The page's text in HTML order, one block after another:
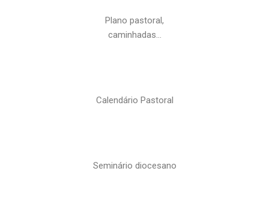
Plano pastoral,
caminhadas…
Calendário Pastoral
Seminário diocesano